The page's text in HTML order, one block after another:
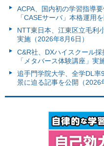
ACPA、国内初の学習指導
「CASEサーバ」本格運用
NTT東日本、江東区立毛利
実施（2026年8月6日）
C&R社、DXハイスクール
「メタバース体験講座」実
追手門学院大学、全学DL
景に迫る記事を公開（2026